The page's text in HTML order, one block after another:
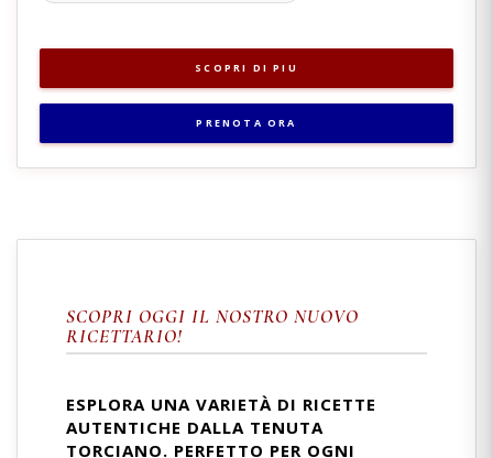
SCOPRI DI PIU
PRENOTA ORA
SCOPRI OGGI IL NOSTRO NUOVO
RICETTARIO!
ESPLORA UNA VARIETÀ DI RICETTE
AUTENTICHE DALLA TENUTA
TORCIANO. PERFETTO PER OGNI